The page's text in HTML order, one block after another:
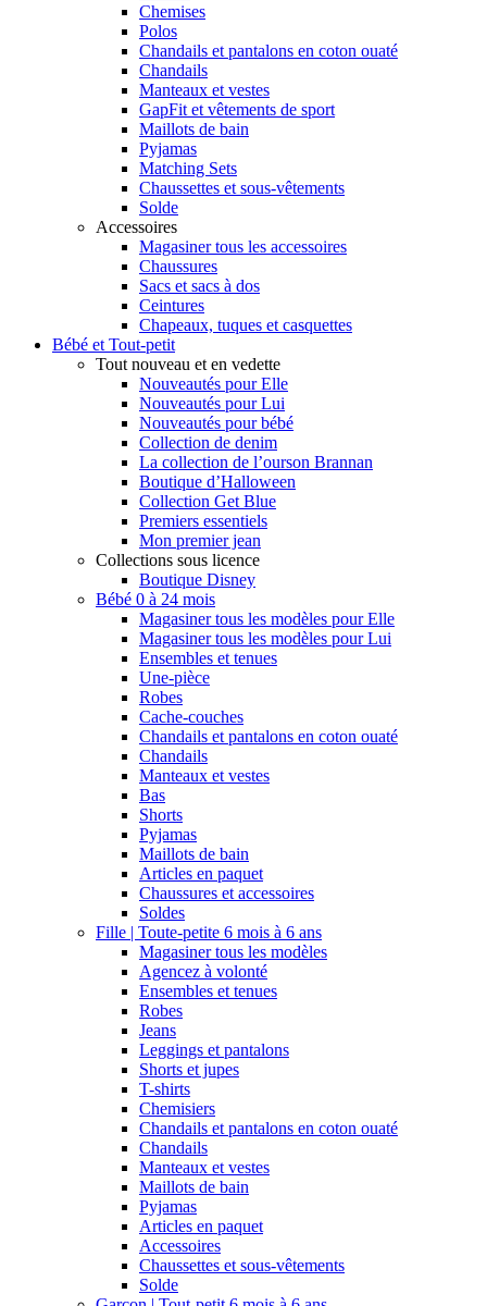
Chemises
Polos
Chandails et pantalons en coton ouaté
Chandails
Manteaux et vestes
GapFit et vêtements de sport
Maillots de bain
Pyjamas
Matching Sets
Chaussettes et sous-vêtements
Solde
Accessoires
Magasiner tous les accessoires
Chaussures
Sacs et sacs à dos
Ceintures
Chapeaux, tuques et casquettes
Bébé et Tout-petit
Tout nouveau et en vedette
Nouveautés pour Elle
Nouveautés pour Lui
Nouveautés pour bébé
Collection de denim
La collection de l’ourson Brannan
Boutique d’Halloween
Collection Get Blue
Premiers essentiels
Mon premier jean
Collections sous licence
Boutique Disney
Bébé 0 à 24 mois
Magasiner tous les modèles pour Elle
Magasiner tous les modèles pour Lui
Ensembles et tenues
Une-pièce
Robes
Cache-couches
Chandails et pantalons en coton ouaté
Chandails
Manteaux et vestes
Bas
Shorts
Pyjamas
Maillots de bain
Articles en paquet
Chaussures et accessoires
Soldes
Fille | Toute-petite 6 mois à 6 ans
Magasiner tous les modèles
Agencez à volonté
Ensembles et tenues
Robes
Jeans
Leggings et pantalons
Shorts et jupes
T-shirts
Chemisiers
Chandails et pantalons en coton ouaté
Chandails
Manteaux et vestes
Maillots de bain
Pyjamas
Articles en paquet
Accessoires
Chaussettes et sous-vêtements
Solde